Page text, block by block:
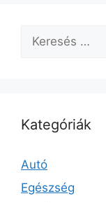
Keresés:
Kategóriák
Autó
Egészség